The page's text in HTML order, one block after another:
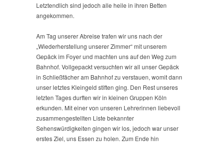
Letztendlich sind jedoch alle heile in ihren Betten
angekommen.
Am Tag unserer Abreise trafen wir uns nach der
„Wiederherstellung unserer Zimmer“ mit unserem
Gepäck im Foyer und machten uns auf den Weg zum
Bahnhof. Vollgepackt versuchten wir all unser Gepäck
in Schließfächer am Bahnhof zu verstauen, womit dann
unser letztes Kleingeld stiften ging. Den Rest unseres
letzten Tages durften wir in kleinen Gruppen Köln
erkunden. Mit einer von unseren Lehrerinnen liebevoll
zusammengestellten Liste bekannter
Sehenswürdigkeiten gingen wir los, jedoch war unser
erstes Ziel, uns Essen zu holen. Zum Ende hin